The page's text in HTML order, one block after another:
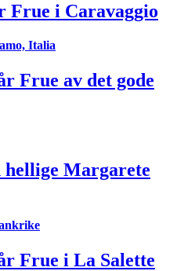
Frue i Caravaggio
Italia
Frue av det gode
Margarete
Frue i La Salette